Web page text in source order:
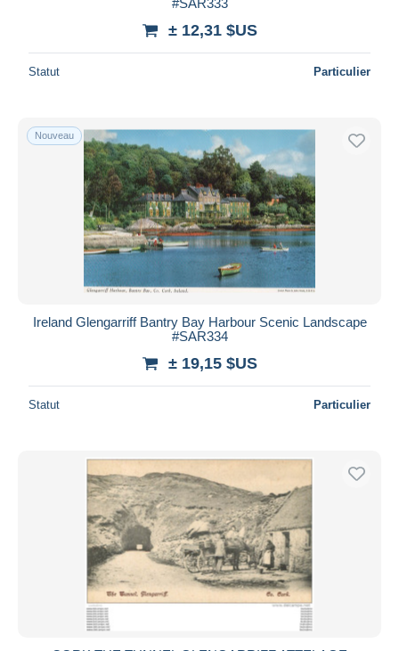
± 12,31 $US
Statut Particulier
Nouveau
Ireland Glengarriff Bantry Bay Harbour Scenic Landscape
#SAR334
± 19,15 $US
Statut Particulier